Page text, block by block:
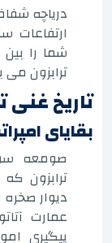
دریاچه
ارتفاعات
شما را
ترابزون می
تاریخ غنی
بقایای
صومعه
ترابزون
دیوار
عمارت
پیگیری